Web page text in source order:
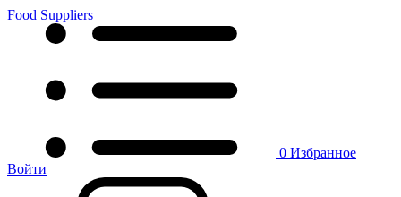
Food Suppliers
0 Избранное
Войти